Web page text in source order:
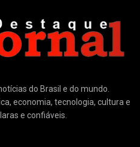
do Brasil e do mundo.
economia, tecnologia, cultura e
e confiáveis.